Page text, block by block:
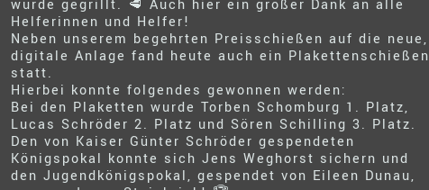
wurde gegrillt. 🥩 Auch hier ein großer Dank an alle
Helferinnen und Helfer!
Neben unserem begehrten Preisschießen auf die neue,
digitale Anlage fand heute auch ein Plakettenschießen
statt.
Hierbei konnte folgendes gewonnen werden:
Bei den Plaketten wurde Torben Schomburg 1. Platz,
Lucas Schröder 2. Platz und Sören Schilling 3. Platz.
Den von Kaiser Günter Schröder gespendeten
Königspokal konnte sich Jens Weghorst sichern und
den Jugendkönigspokal, gespendet von Eileen Dunau,